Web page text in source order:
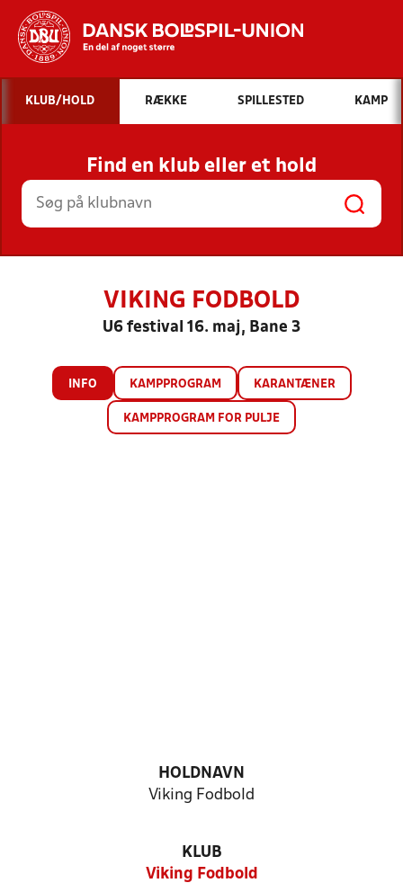
Hvad vil du søge efter?
INDHOLD OG NYHEDER
STILLINGER, RESULTATER, KLUBBER OG
HOLD
KLUB/HOLD RÆKKE SPILLESTED KAMP
Find en klub eller et hold
VIKING FODBOLD
U6 festival 16. maj, Bane 3
INFO KAMPPROGRAM KARANTÆNER
KAMPPROGRAM FOR PULJE
HOLDNAVN
Viking Fodbold
KLUB
Viking Fodbold